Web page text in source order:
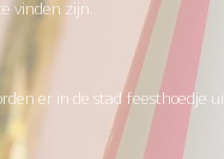
vinden zijn.
er in de stad feesthoedje